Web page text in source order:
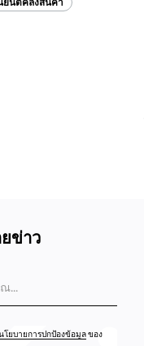
ยนต์คลังสินค้า
ข่าว
โยบายการปกป้องข้อมูลของ